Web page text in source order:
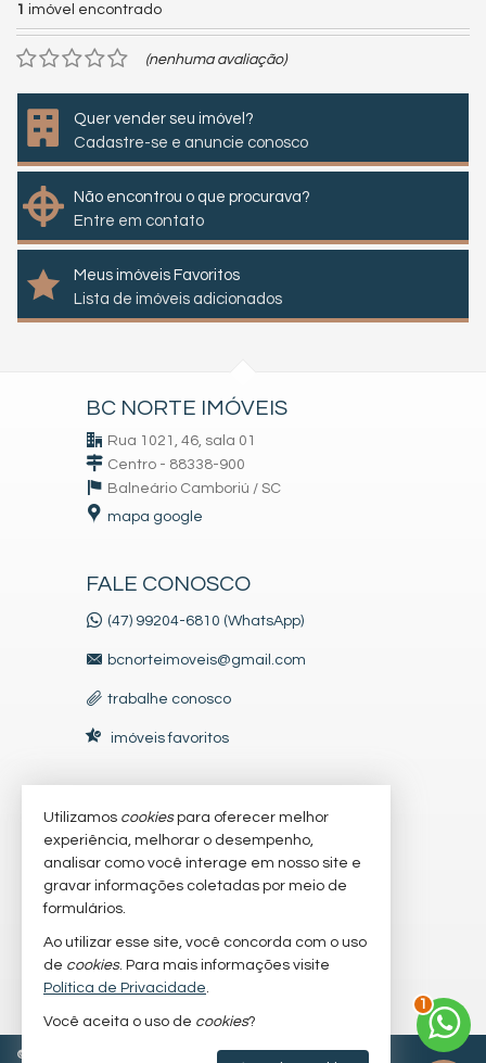
1 imóvel encontrado
(nenhuma avaliação)
Quer vender seu imóvel?
Cadastre-se e anuncie conosco
Não encontrou o que procurava?
Entre em contato
Meus imóveis Favoritos
Lista de imóveis adicionados
BC NORTE IMÓVEIS
Rua 1021, 46, sala 01
Centro - 88338-900
Balneário Camboriú / SC
mapa google
FALE CONOSCO
(47) 99204-6810 (WhatsApp)
bcnorteimoveis@gmail.com
trabalhe conosco
imóveis favoritos
VEJA MAIS
receba nosso newsletter
cadastre seu imóvel
mapa de imóveis
© Política de Privacidade
1
Utilizamos cookiespara oferecer melhor
experiência, melhorar o desempenho,
analisar como você interage em nosso site e
gravar informações coletadas por meio de
formulários.
Ao utilizar esse site, você concorda com o uso
de cookies. Para mais informações visite
Política de Privacidade.
Você aceita o uso de cookies?